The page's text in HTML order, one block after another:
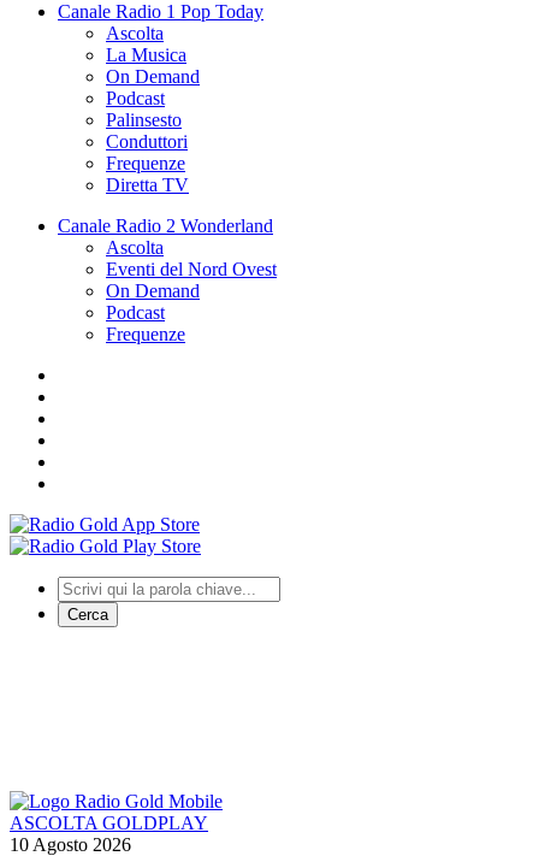
Canale Radio 1 Pop Today
Ascolta
La Musica
On Demand
Podcast
Palinsesto
Conduttori
Frequenze
Diretta TV
Canale Radio 2 Wonderland
Ascolta
Eventi del Nord Ovest
On Demand
Podcast
Frequenze
Cerca
ASCOLTA GOLDPLAY
10 Agosto 2026